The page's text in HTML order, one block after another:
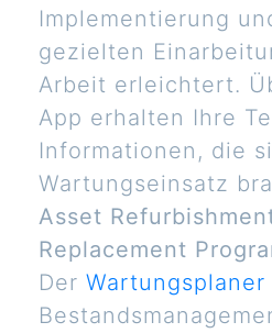
Implementierung
gezielten
Arbeit erleichtert.
App erhalten Ihre
Informationen, die
Wartungseinsatz
Asset
Replacement
Der Wartungsplaner